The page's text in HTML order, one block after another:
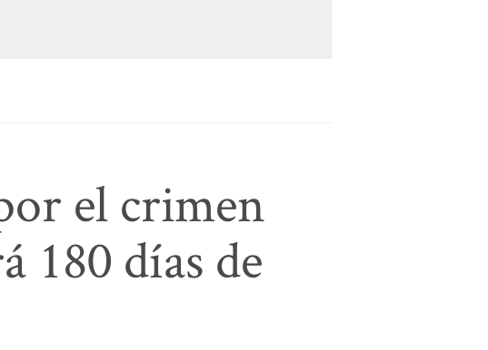
el crimen
180 días de